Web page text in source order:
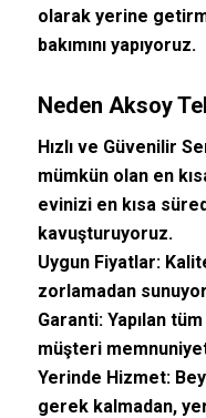
olarak yerine
bakımını yapıyoruz.
Neden Aksoy
Hızlı ve Güvenilir
mümkün olan en
evinizi en kısa
kavuşturuyoruz.
Uygun Fiyatlar:
zorlamadan
Garanti:Yapılan
müşteri
Yerinde Hizmet:
gerek kalmadan,